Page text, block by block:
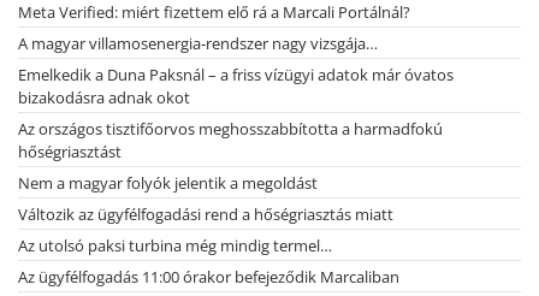
Meta Verified: miért fizettem elő rá a Marcali Portálnál?
A magyar villamosenergia-rendszer nagy vizsgája…
Emelkedik a Duna Paksnál – a friss vízügyi adatok már óvatos
bizakodásra adnak okot
Az országos tisztifőorvos meghosszabbította a harmadfokú
hőségriasztást
Nem a magyar folyók jelentik a megoldást
Változik az ügyfélfogadási rend a hőségriasztás miatt
Az utolsó paksi turbina még mindig termel…
Az ügyfélfogadás 11:00 órakor befejeződik Marcaliban